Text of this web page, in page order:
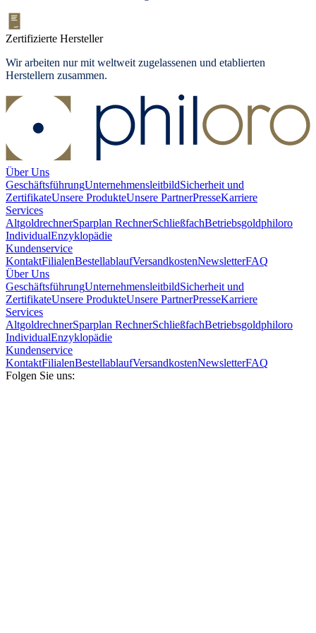
Zertifizierte Hersteller
Wir arbeiten nur mit weltweit zugelassenen und etablierten
Herstellern zusammen.
Über Uns
GeschäftsführungUnternehmensleitbildSicherheit und
ZertifikateUnsere ProdukteUnsere PartnerPresseKarriere
Services
AltgoldrechnerSparplan RechnerSchließfachBetriebsgoldphiloro
IndividualEnzyklopädie
Kundenservice
KontaktFilialenBestellablaufVersandkostenNewsletterFAQ
Über Uns
GeschäftsführungUnternehmensleitbildSicherheit und
ZertifikateUnsere ProdukteUnsere PartnerPresseKarriere
Services
AltgoldrechnerSparplan RechnerSchließfachBetriebsgoldphiloro
IndividualEnzyklopädie
Kundenservice
KontaktFilialenBestellablaufVersandkostenNewsletterFAQ
Folgen Sie uns: